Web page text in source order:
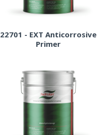
22701 - EXT Anticorrosive
Primer